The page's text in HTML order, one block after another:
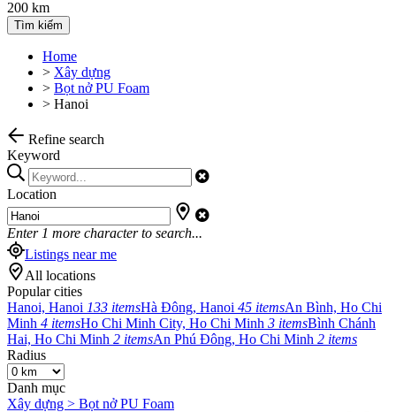
200 km
Tìm kiếm
Home
> Xây dựng
> Bọt nở PU Foam
> Hanoi
Refine search
Keyword
Location
Enter 1 more character to search...
Listings near me
All locations
Popular cities
Hanoi, Hanoi 133 itemsHà Đông, Hanoi 45 itemsAn Bình, Ho Chi
Minh 4 itemsHo Chi Minh City, Ho Chi Minh 3 itemsBình Chánh
Hai, Ho Chi Minh 2 itemsAn Phú Đông, Ho Chi Minh 2 items
Radius
Danh mục
Xây dựng > Bọt nở PU Foam